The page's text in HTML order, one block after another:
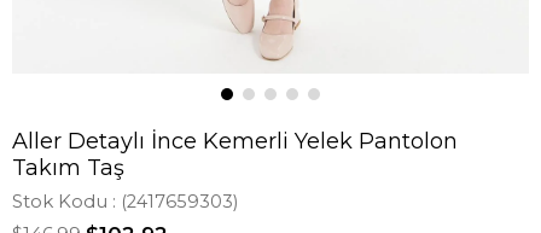
Aller Detaylı İnce Kemerli Yelek Pantolon
Takım Taş
Stok Kodu (2417659303)